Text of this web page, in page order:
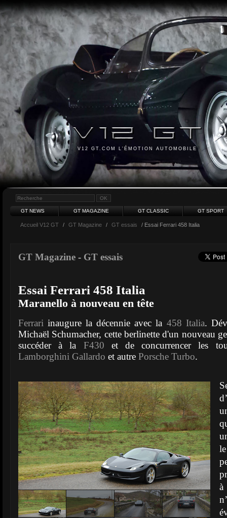
V12 GT.COM L'ÉMOTION AUTOMOBILE
GT NEWS GT MAGAZINE GT CLASSIC GT SPORT
Accueil V12 GT / GT Magazine / GT essais / Essai Ferrari 458 Italia
GT Magazine - GT essais
Essai Ferrari 458 Italia
Maranello à nouveau en tête
Ferrari inaugure la décennie avec la 458 Italia.
Michaël Schumacher, cette berlinette d'un nouveau
succéder à la F430 et de concurrencer les
Lamborghini Gallardo et autre Porsche Turbo.